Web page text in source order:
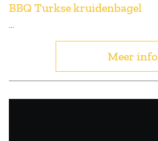
BBQ Turkse kruidenbagel
...
Meer info